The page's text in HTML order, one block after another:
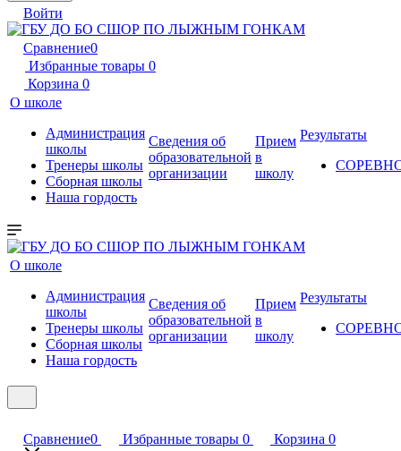
Войти
Сравнение0
Избранные товары 0
Корзина 0
О школе
Администрация
школы
Тренеры школы
Сборная школы
Наша гордость
Сведения об
образовательной
организации
Прием
в
школу
Результаты
О школе
Администрация
школы
Тренеры школы
Сборная школы
Наша гордость
Сведения об
образовательной
организации
Прием
в
школу
Результаты
Сравнение0 Избранные товары 0 Корзина 0